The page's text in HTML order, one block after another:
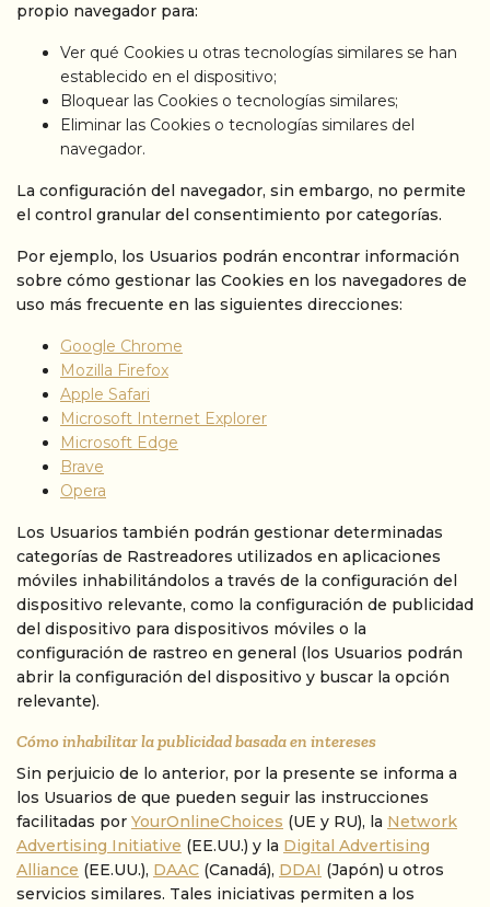
propio navegador para:
Ver qué Cookies u otras tecnologías similares se han
establecido en el dispositivo;
Bloquear las Cookies o tecnologías similares;
Eliminar las Cookies o tecnologías similares del
navegador.
La configuración del navegador, sin embargo, no permite
el control granular del consentimiento por categorías.
Por ejemplo, los Usuarios podrán encontrar información
sobre cómo gestionar las Cookies en los navegadores de
uso más frecuente en las siguientes direcciones:
Google Chrome
Mozilla Firefox
Apple Safari
Microsoft Internet Explorer
Microsoft Edge
Brave
Opera
Los Usuarios también podrán gestionar determinadas
categorías de Rastreadores utilizados en aplicaciones
móviles inhabilitándolos a través de la configuración del
dispositivo relevante, como la configuración de publicidad
del dispositivo para dispositivos móviles o la
configuración de rastreo en general (los Usuarios podrán
abrir la configuración del dispositivo y buscar la opción
relevante).
Cómo inhabilitar la publicidad basada en intereses
Sin perjuicio de lo anterior, por la presente se informa a
los Usuarios de que pueden seguir las instrucciones
facilitadas por YourOnlineChoices (UE y RU), la Network
Advertising Initiative (EE.UU.) y la Digital Advertising
Alliance (EE.UU.), DAAC (Canadá), DDAI (Japón) u otros
servicios similares. Tales iniciativas permiten a los